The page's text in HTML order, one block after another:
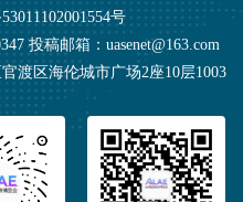
号
投稿邮箱：uasenet@163.com
渡区海伦城市广场2座10层1003